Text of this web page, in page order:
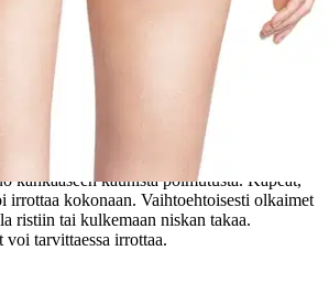
on malliltaan ajattoman klassinen.
kankaaseen kaunista poimutusta. Kapeat,
irrottaa kokonaan. Vaihtoehtoisesti olkaimet
ristiin tai kulkemaan niskan takaa.
voi tarvittaessa irrottaa.